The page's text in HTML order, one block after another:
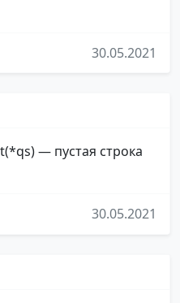
30.05.2021
— пустая строка
30.05.2021